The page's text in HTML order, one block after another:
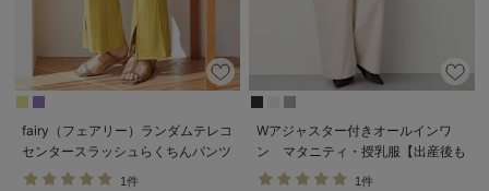
fairy（フェアリー）ランダムテレコ
センタースラッシュらくちんパンツ
【出産後も長く使える】
1件
Wアジャスター付きオールインワ
ン マタニティ・授乳服【出産後も
長く使える】
1件